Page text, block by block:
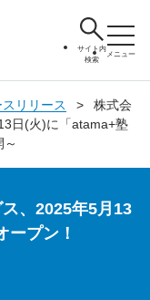
サイト内
検索
メニュー
リリース
株式会
日(火)に「atama+塾
、2025年5月13
ープン！